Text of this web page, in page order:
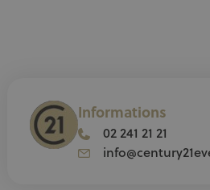
Informations
02 241 21 21